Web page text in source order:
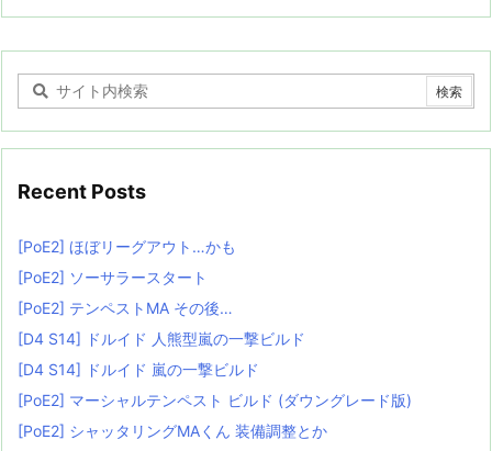
Recent Posts
[PoE2] ほぼリーグアウト…かも
[PoE2] ソーサラースタート
[PoE2] テンペストMA その後…
[D4 S14] ドルイド 人熊型嵐の一撃ビルド
[D4 S14] ドルイド 嵐の一撃ビルド
[PoE2] マーシャルテンペスト ビルド (ダウングレード版)
[PoE2] シャッタリングMAくん 装備調整とか